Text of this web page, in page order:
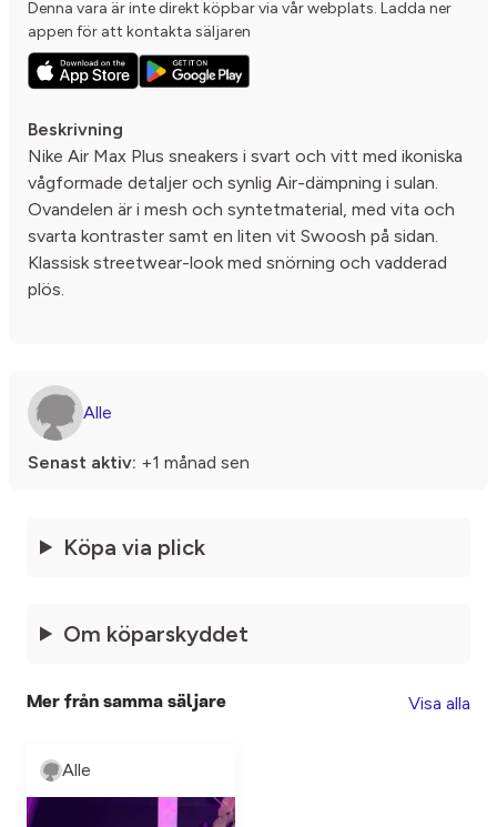
Denna vara är inte direkt köpbar via vår webplats. Ladda ner
appen för att kontakta säljaren
Beskrivning
Nike Air Max Plus sneakers i svart och vitt med ikoniska
vågformade detaljer och synlig Air-dämpning i sulan.
Ovandelen är i mesh och syntetmaterial, med vita och
svarta kontraster samt en liten vit Swoosh på sidan.
Klassisk streetwear-look med snörning och vadderad
plös.
Alle
Senast aktiv: +1 månad sen
Köpa via plick
Om köparskyddet
Mer från samma säljare Visa alla
Alle